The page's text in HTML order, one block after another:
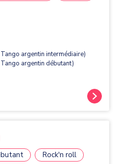
argentin intermédiaire)
argentin débutant)
Rock'n roll